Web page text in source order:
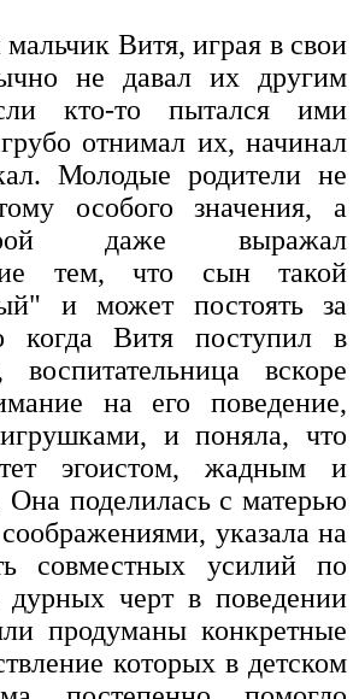
Витя, играя в свои
не давал их другим
кто-то пытался ими
отнимал их, начинал
Молодые родители не
особого значения, а
даже выражал
тем, что сын такой
и может постоять за
когда Витя поступил в
воспитательница вскоре
на его поведение,
и поняла, что
эгоистом, жадным и
Она поделилась с матерью
указала на
совместных усилий по
дурных черт в поведении
продуманы конкретные
которых в детском